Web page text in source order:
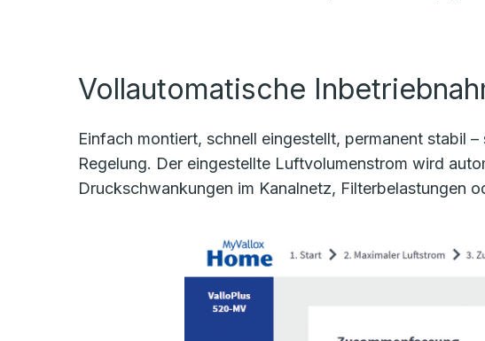
Vollautomatische
Einfach montiert, schnell eingestellt, permanent stabil
Regelung. Der eingestellte Luftvolumenstrom wird
Druckschwankungen im Kanalnetz, Filterbelastungen